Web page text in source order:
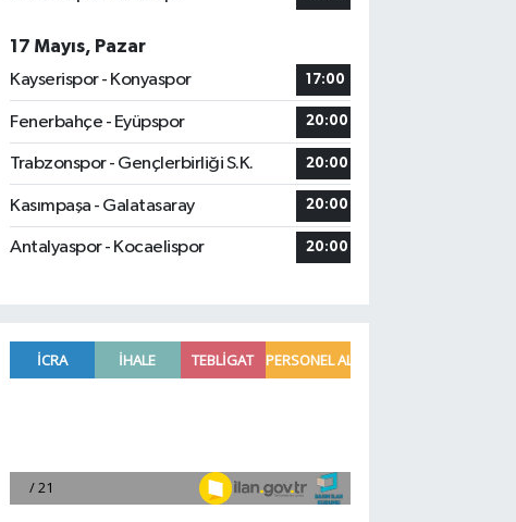
17 Mayıs, Pazar
Kayserispor - Konyaspor
17:00
Fenerbahçe - Eyüpspor 20:00
Trabzonspor - Gençlerbirliği S.K. 20:00
Kasımpaşa - Galatasaray 20:00
Antalyaspor - Kocaelispor 20:00
Osmaniye'de huzur toplantısı